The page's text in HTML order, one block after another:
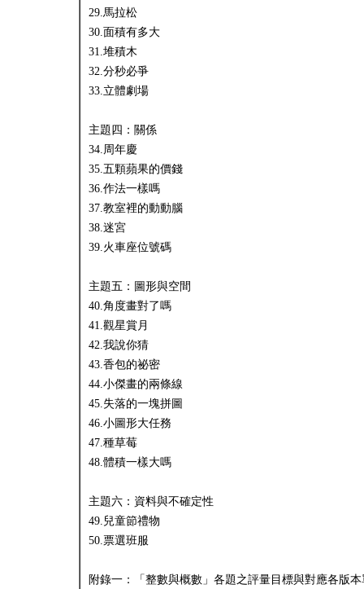
29.馬拉松
30.面積有多大
31.堆積木
32.分秒必爭
33.立體劇場
主題四：關係
34.周年慶
35.五顆蘋果的價錢
36.作法一樣嗎
37.教室裡的動動腦
38.迷宮
39.火車座位號碼
主題五：圖形與空間
40.角度畫對了嗎
41.觀星賞月
42.我說你猜
43.香包的祕密
44.小傑畫的兩條線
45.失落的一塊拼圖
46.小圖形大任務
47.種草莓
48.體積一樣大嗎
主題六：資料與不確定性
49.兒童節禮物
50.票選班服
附錄一：「整數與概數」各題之評量目標與對應各版